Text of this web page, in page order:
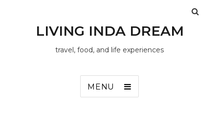
LIVING INDA DREAM
travel, food, and life experiences
MENU